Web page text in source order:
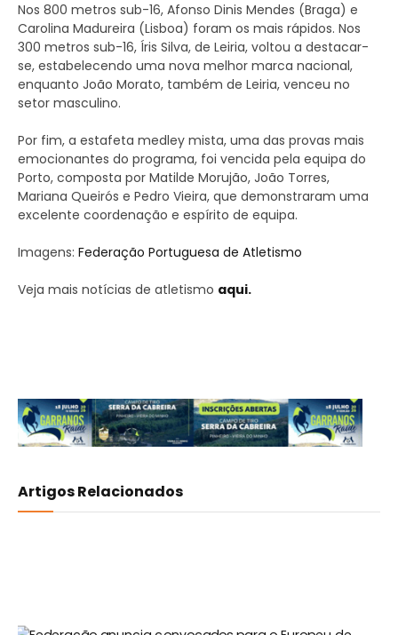
Nos 800 metros sub-16, Afonso Dinis Mendes (Braga) e
Carolina Madureira (Lisboa) foram os mais rápidos. Nos
300 metros sub-16, Íris Silva, de Leiria, voltou a destacar-
se, estabelecendo uma nova melhor marca nacional,
enquanto João Morato, também de Leiria, venceu no
setor masculino.
Por fim, a estafeta medley mista, uma das provas mais
emocionantes do programa, foi vencida pela equipa do
Porto, composta por Matilde Morujão, João Torres,
Mariana Queirós e Pedro Vieira, que demonstraram uma
excelente coordenação e espírito de equipa.
Imagens: Federação Portuguesa de Atletismo
Veja mais notícias de atletismo aqui.
Artigos Relacionados